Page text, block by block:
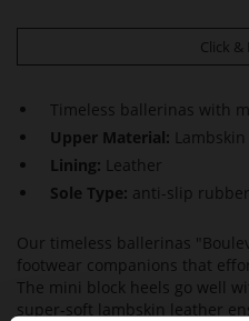
Click &
Timeless ballerinas with
Upper Material: Lambskin
Lining: Leather
Sole Type: anti-slip
Our timeless ballerinas
footwear companions that
The mini block heels go well
super-soft lambskin leather